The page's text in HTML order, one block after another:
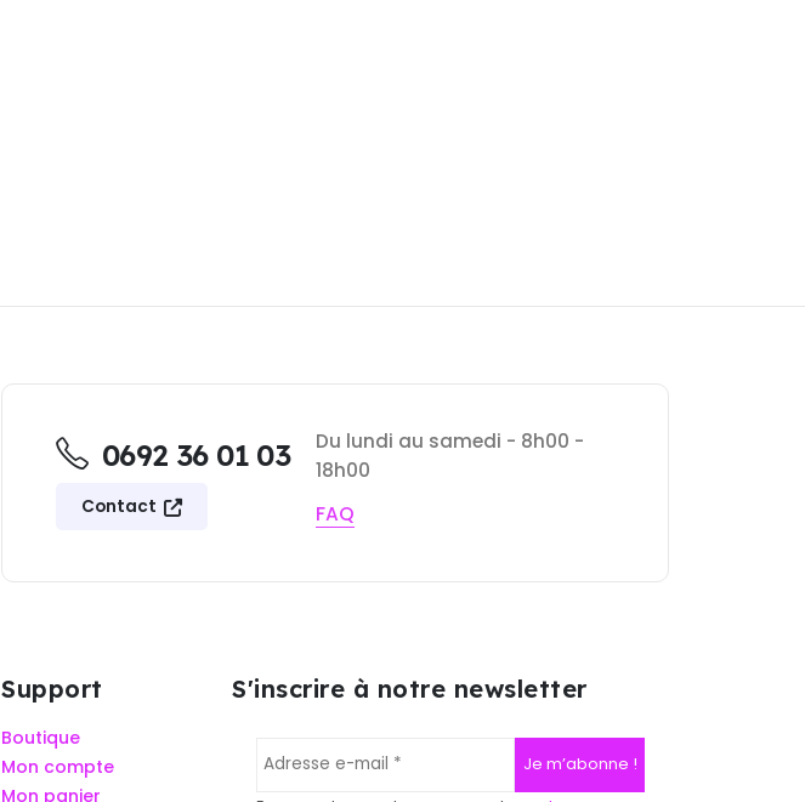
0692 36 01 03
Contact
Du lundi au samedi - 8h00 -
18h00
FAQ
Support
Boutique
Mon compte
Mon panier
S'inscrire à notre newsletter